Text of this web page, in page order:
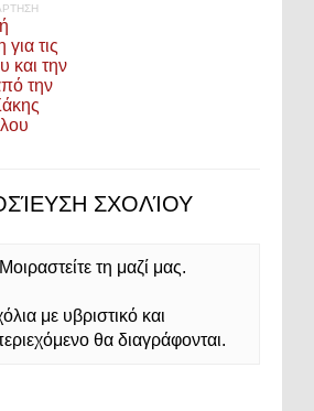
τις
και την
την
ΣΧΟΛΊΟΥ
τη μαζί μας.
με υβριστικό και
θα διαγράφονται.